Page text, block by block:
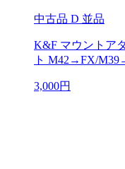
中古品 D 並品
K&F マウントア
ト M42→FX/
3,000円